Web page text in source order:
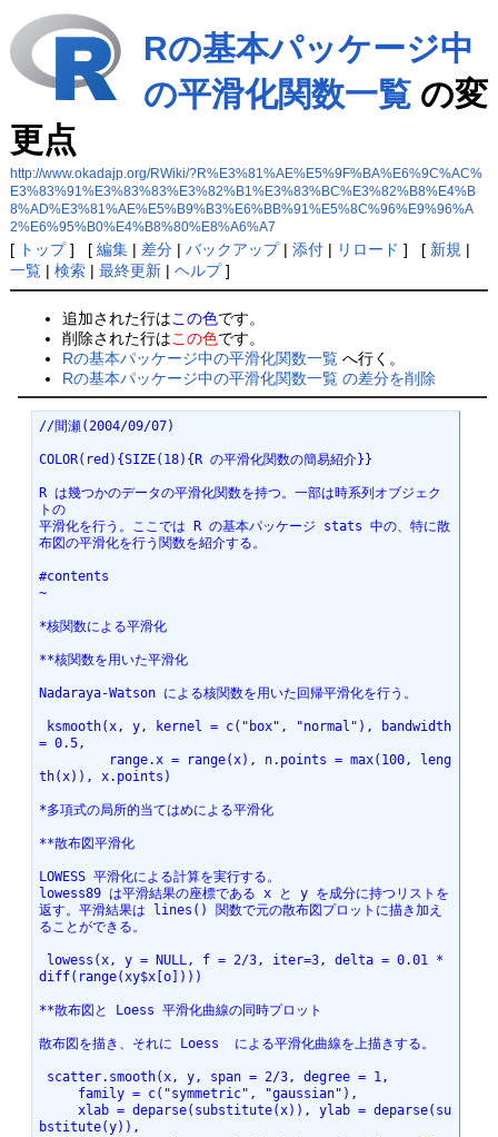
Rの基本パッケージ中
の平滑化関数一覧の変
更点
http://www.okadajp.org/RWiki/?R%E3%81%AE%E5%9F%BA%E6%9C%AC%
E3%83%91%E3%83%83%E3%82%B1%E3%83%BC%E3%82%B8%E4%B
8%AD%E3%81%AE%E5%B9%B3%E6%BB%91%E5%8C%96%E9%96%A
2%E6%95%B0%E4%B8%80%E8%A6%A7
[ トップ] [ 編集| 差分| バックアップ| 添付| リロード ] [ 新規 |
一覧| 検索| 最終更新| ヘルプ]
追加された行はこの色です。
削除された行はこの色です。
Rの基本パッケージ中の平滑化関数一覧 へ行く。
Rの基本パッケージ中の平滑化関数一覧 の差分を削除
//間瀬(2004/09/07)
COLOR(red){SIZE(18){R の平滑化関数の簡易紹介}}
R は幾つかのデータの平滑化関数を持つ。一部は時系列オブジェク
トの
平滑化を行う。ここでは R の基本パッケージ stats 中の、特に散
布図の平滑化を行う関数を紹介する。
#contents
~
*核関数による平滑化
**核関数を用いた平滑化
Nadaraya-Watson による核関数を用いた回帰平滑化を行う。
= 0.5,
th(x)), x.points)
*多項式の局所的当てはめによる平滑化
**散布図平滑化
LOWESS 平滑化による計算を実行する。
lowess89 は平滑結果の座標である x と y を成分に持つリストを
返す。平滑結果は lines() 関数で元の散布図プロットに描き加え
ることができる。
diff(range(xy$x[o])))
**散布図と Loess 平滑化曲線の同時プロット
散布図を描き、それに Loess  による平滑化曲線を上描きする。
scatter.smooth(x, y, span = 2/3, degree = 1,
     family = c("symmetric", "gaussian"),
bstitute(y)),